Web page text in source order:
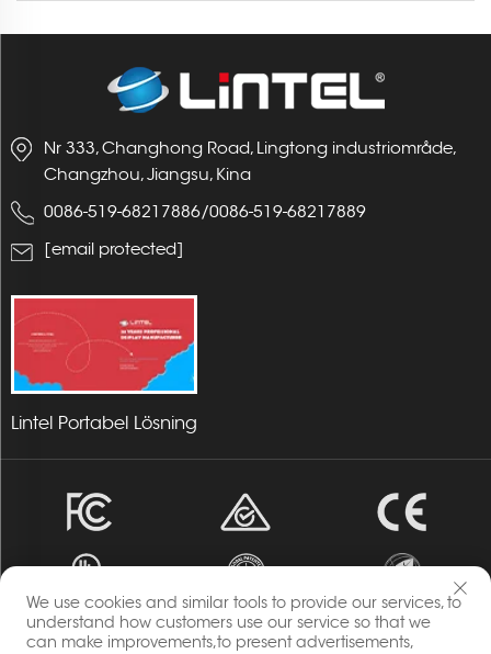
Nr 333, Changhong Road, Lingtong industriområde,
Changzhou, Jiangsu, Kina
0086-519-68217886/0086-519-68217889
[email protected]
Lintel Portabel Lösning
We use cookies and similar tools to provide our services, to
understand how customers use our service so that we
can make improvements,to present advertisements,